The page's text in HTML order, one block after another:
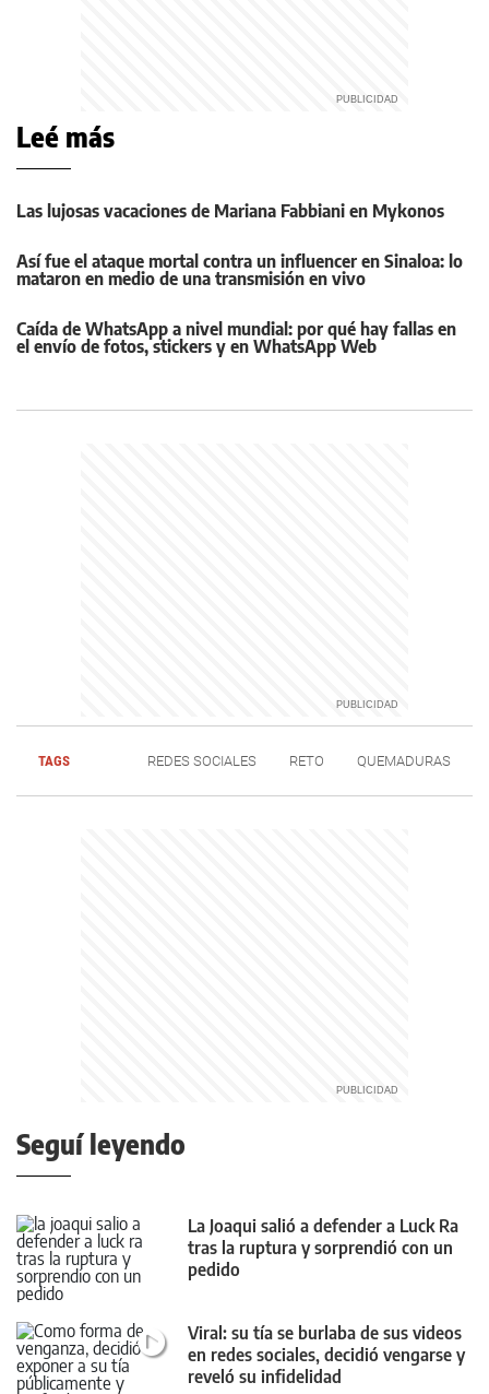
Leé más
Las lujosas vacaciones de Mariana Fabbiani en Mykonos
Así fue el ataque mortal contra un influencer en Sinaloa: lo
mataron en medio de una transmisión en vivo
Caída de WhatsApp a nivel mundial: por qué hay fallas en
el envío de fotos, stickers y en WhatsApp Web
TAGS REDES SOCIALES RETO QUEMADURAS
Seguí leyendo
La Joaqui salió a defender a Luck Ra
tras la ruptura y sorprendió con un
pedido
Viral: su tía se burlaba de sus videos
en redes sociales, decidió vengarse y
reveló su infidelidad